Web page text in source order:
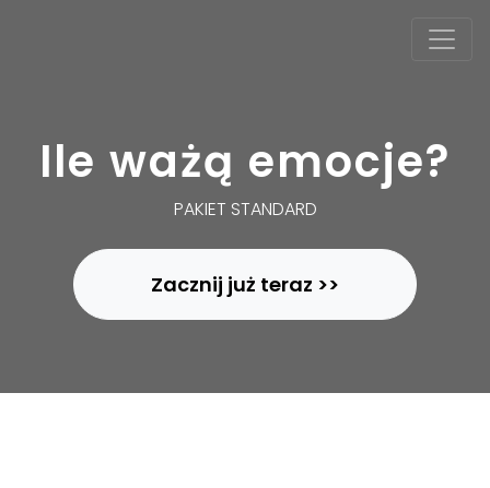
Ile ważą emocje?
PAKIET STANDARD
Zacznij już teraz >>